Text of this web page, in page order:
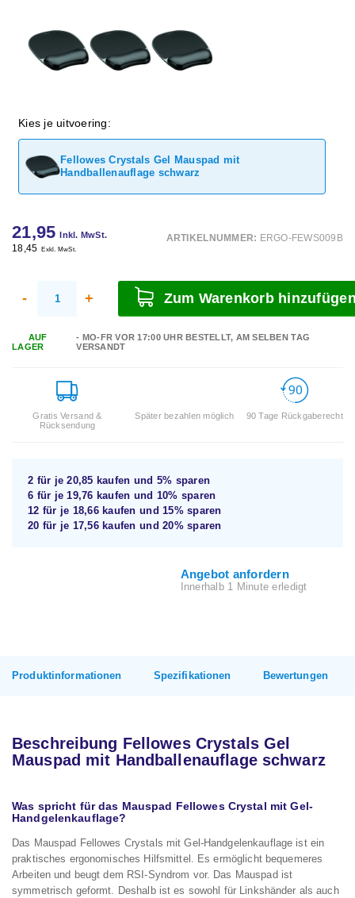
Kies je uitvoering:
Fellowes Crystals Gel Mauspad mit
Handballenauflage schwarz
21,95 Inkl. MwSt.
18,45 Exkl. MwSt.
ARTIKELNUMMER: ERGO-FEWS009B
- + Zum Warenkorb
AUF
LAGER
- MO-FR VOR 17:00 UHR BESTELLT, AM SELBEN TAG
VERSANDT
Gratis Versand &
Rücksendung
Später bezahlen möglich 90 Tage Rückgaberecht
2 für je20,85 kaufen und 5% sparen
6 für je19,76 kaufen und 10% sparen
12 für je 18,66kaufen und15%sparen
20 für je 17,56kaufen und20%sparen
Angebot anfordern
Innerhalb 1 Minute erledigt
Produktinformationen Spezifikationen Bewertungen
Beschreibung Fellowes Crystals Gel
Mauspad mit Handballenauflage schwarz
Was spricht für das Mauspad Fellowes Crystal mit Gel-
Handgelenkauflage?
Das Mauspad Fellowes Crystals mit Gel-Handgelenkauflage ist ein
praktisches ergonomisches Hilfsmittel. Es ermöglicht bequemeres
Arbeiten und beugt dem RSI-Syndrom vor. Das Mauspad ist
symmetrisch geformt. Deshalb ist es sowohl für Linkshänder als auch